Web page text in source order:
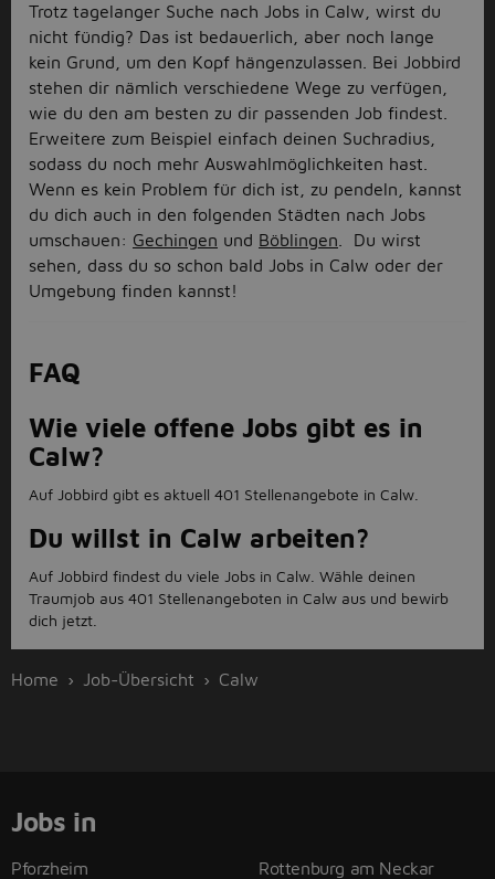
Trotz tagelanger Suche nach Jobs in Calw, wirst du
nicht fündig? Das ist bedauerlich, aber noch lange
kein Grund, um den Kopf hängenzulassen. Bei Jobbird
stehen dir nämlich verschiedene Wege zu verfügen,
wie du den am besten zu dir passenden Job findest.
Erweitere zum Beispiel einfach deinen Suchradius,
sodass du noch mehr Auswahlmöglichkeiten hast.
Wenn es kein Problem für dich ist, zu pendeln, kannst
du dich auch in den folgenden Städten nach Jobs
umschauen: Gechingen und Böblingen . Du wirst
sehen, dass du so schon bald Jobs in Calw oder der
Umgebung finden kannst!
FAQ
Wie viele offene Jobs gibt es in
Calw?
Auf Jobbird gibt es aktuell 401 Stellenangebote in Calw.
Du willst in Calw arbeiten?
Auf Jobbird findest du viele Jobs in Calw. Wähle deinen
Traumjob aus 401 Stellenangeboten in Calw aus und bewirb
dich jetzt.
Home Job-Übersicht Calw
Jobs in
Pforzheim Rottenburg am Neckar